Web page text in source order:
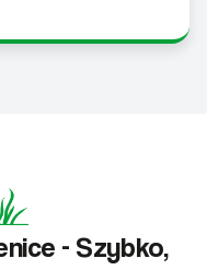
- Szybko,